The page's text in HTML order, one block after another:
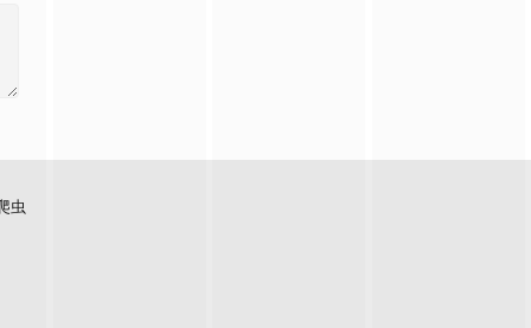
虫